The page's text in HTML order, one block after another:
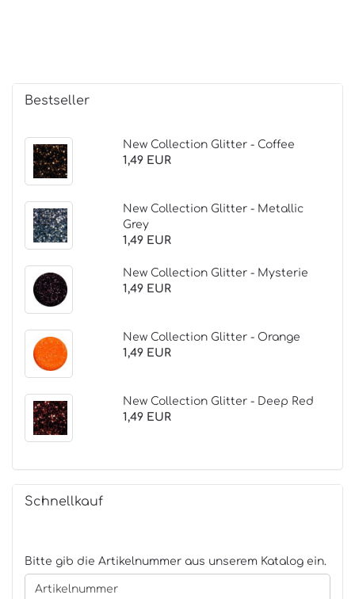
Bestseller
New Collection Glitter - Coffee
1,49 EUR
New Collection Glitter - Metallic
Grey
1,49 EUR
New Collection Glitter - Mysterie
1,49 EUR
New Collection Glitter - Orange
1,49 EUR
New Collection Glitter - Deep Red
1,49 EUR
Schnellkauf
BITTE
GIB
DIE
Bitte gib die Artikelnummer aus unserem Katalog ein.